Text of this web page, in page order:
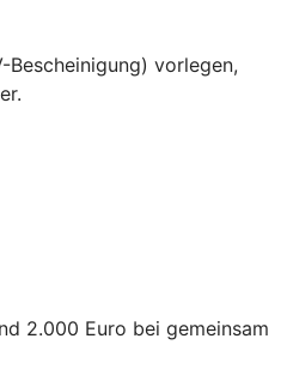
Bescheinigung) vorlegen,
2.000 Euro bei gemeinsam